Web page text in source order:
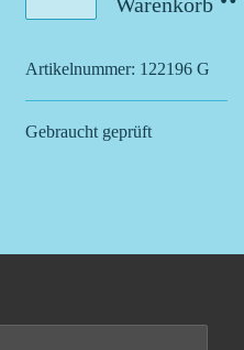
Warenkorb
Artikelnummer: 122196 G
Gebraucht geprüft